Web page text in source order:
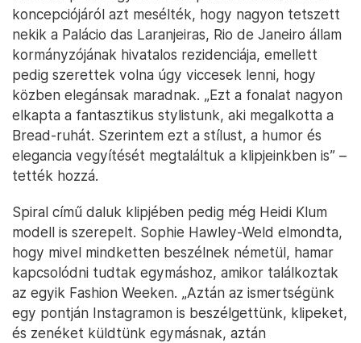
koncepciójáról azt mesélték, hogy nagyon tetszett
nekik a Palácio das Laranjeiras, Rio de Janeiro állam
kormányzójának hivatalos rezidenciája, emellett
pedig szerettek volna úgy viccesek lenni, hogy
közben elegánsak maradnak. „Ezt a fonalat nagyon
elkapta a fantasztikus stylistunk, aki megalkotta a
Bread-ruhát. Szerintem ezt a stílust, a humor és
elegancia vegyítését megtaláltuk a klipjeinkben is” –
tették hozzá.
Spiral című daluk klipjében pedig még Heidi Klum
modell is szerepelt. Sophie Hawley-Weld elmondta,
hogy mivel mindketten beszélnek németül, hamar
kapcsolódni tudtak egymáshoz, amikor találkoztak
az egyik Fashion Weeken. „Aztán az ismertségünk
egy pontján Instagramon is beszélgettünk, klipeket,
és zenéket küldtünk egymásnak, aztán